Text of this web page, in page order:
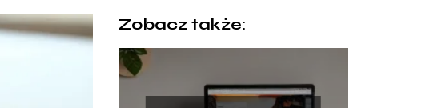
Zobacz także: